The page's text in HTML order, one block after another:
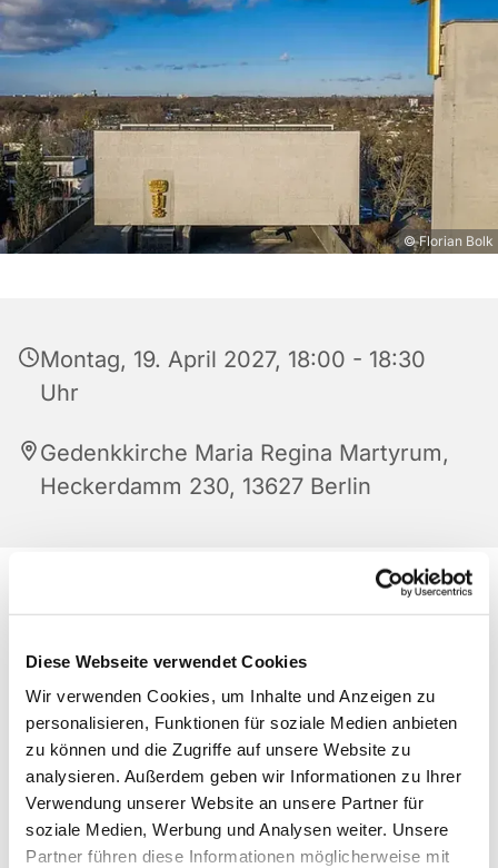
Diese Webseite verwendet Cookies
Wir verwenden Cookies, um Inhalte und Anzeigen zu
personalisieren, Funktionen für soziale Medien anbieten
zu können und die Zugriffe auf unsere Website zu
analysieren. Außerdem geben wir Informationen zu Ihrer
Verwendung unserer Website an unsere Partner für
soziale Medien, Werbung und Analysen weiter. Unsere
Partner führen diese Informationen möglicherweise mit
© Florian Bolk
Montag, 19. April 2027, 18:00 - 18:30
Uhr
Gedenkkirche Maria Regina Martyrum,
Heckerdamm 230, 13627 Berlin